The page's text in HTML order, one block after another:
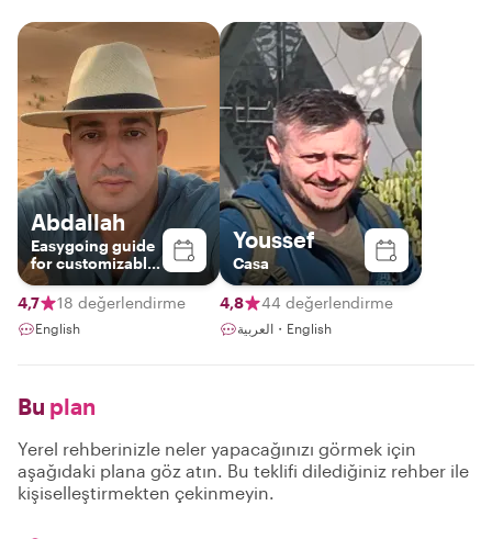
Abdallah
Easygoing guide
for customizable
tours
4,7
18 değerlendirme
English
Youssef
Casa
4,8 44 değerlendirme
العربية・English
Bu plan
Yerel rehberinizle neler yapacağınızı görmek için
aşağıdaki plana göz atın. Bu teklifi dilediğiniz rehber ile
kişiselleştirmekten çekinmeyin.